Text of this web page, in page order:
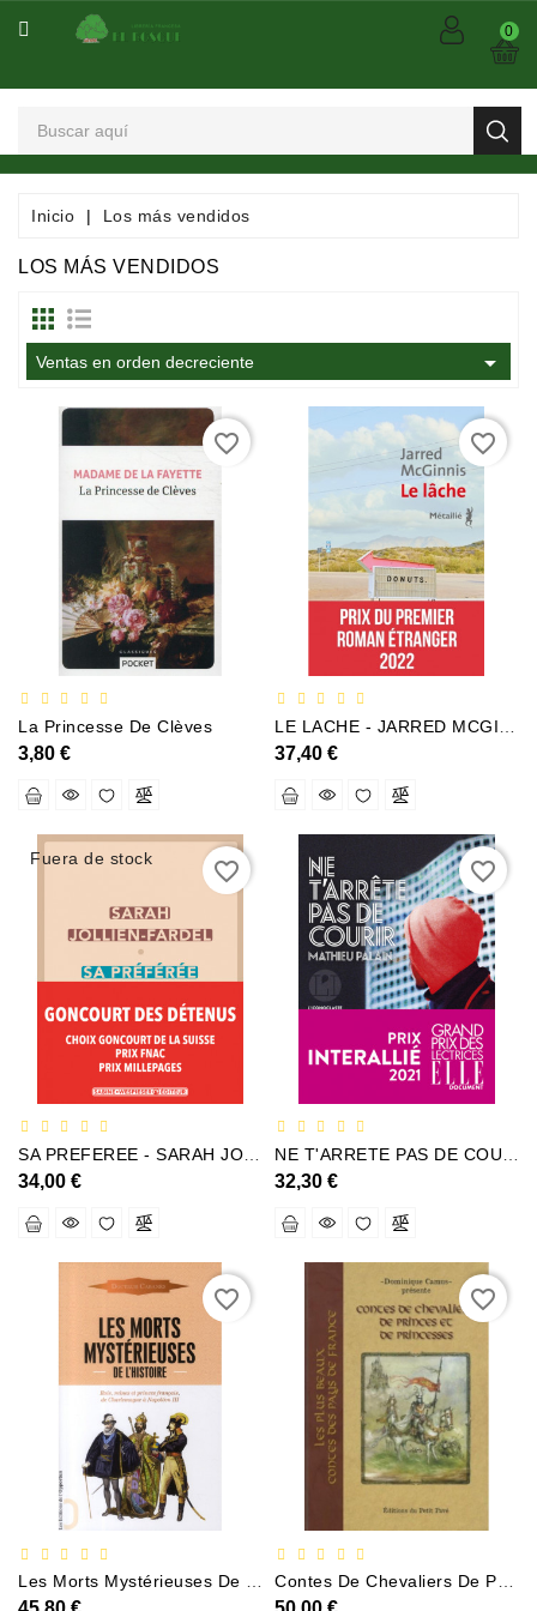
CATEGORÍA
Spectacles
Dessinées
/
Mangas
Consommables
Dictionnaires
Encyclopédies
Documentation
Entreprise
Économie
Droit
Fantasy
Et
Fiction
Jeunesse
Merchandising
Littérature
Parascolaire
Policier
Et
Thriller
Et
Ésotérisme
Nouvelles
Romance
Sciences
Humaines
Et
Sociales
0
Inicio Los más vendidos
LOS MÁS VENDIDOS
Ventas en orden decreciente 
La Princesse De Clèves
3,80 €
favorite_border
37,40 €
favorite_border
Fuera de stock
34,00 €
favorite_border
32,30 €
favorite_border
Les Morts Mystérieuses De Lhistoire Rois Reines Et Princes Français De Charlemagne À Napoléon III
favorite_border
Contes De Chevaliers De Princes Et De Princesses
favorite_border